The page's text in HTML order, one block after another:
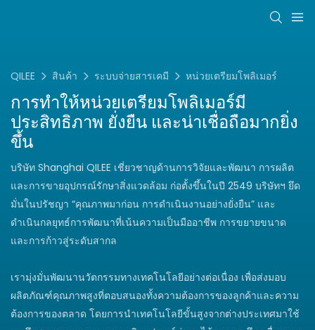
QILEE สินค้า ระบบจ่ายสารเคมี หน่วยเตรียมโพลิเมอร์
การทำให้หน่วยเตรียมโพลิเมอร์มี
ประสิทธิภาพ ยั่งยืน และน่าเชื่อถือมากยิ่ง
ขึ้น
บริษัท Shanghai QILEE เชี่ยวชาญด้านการวิจัยและพัฒนา การผลิต
และการขายอุปกรณ์รักษาสิ่งแวดล้อม ก่อตั้งขึ้นในปี 2549 บริษัทฯ ยึด
มั่นในปรัชญา “คุณภาพมาก่อน การดำเนินงานอย่างยั่งยืน” และ
ดำเนินกลยุทธ์การพัฒนาที่เน้นความเป็นมืออาชีพ การขยายขนาด
และการก้าวสู่ระดับสากล
เรามุ่งมั่นพัฒนานวัตกรรมทางเทคโนโลยีอย่างต่อเนื่อง เพื่อส่งมอบ
ผลิตภัณฑ์คุณภาพสูงที่ตอบสนองทั้งความต้องการของลูกค้าและความ
ต้องการของตลาด โดยการนำเทคโนโลยีขั้นสูงจากต่างประเทศมาใช้